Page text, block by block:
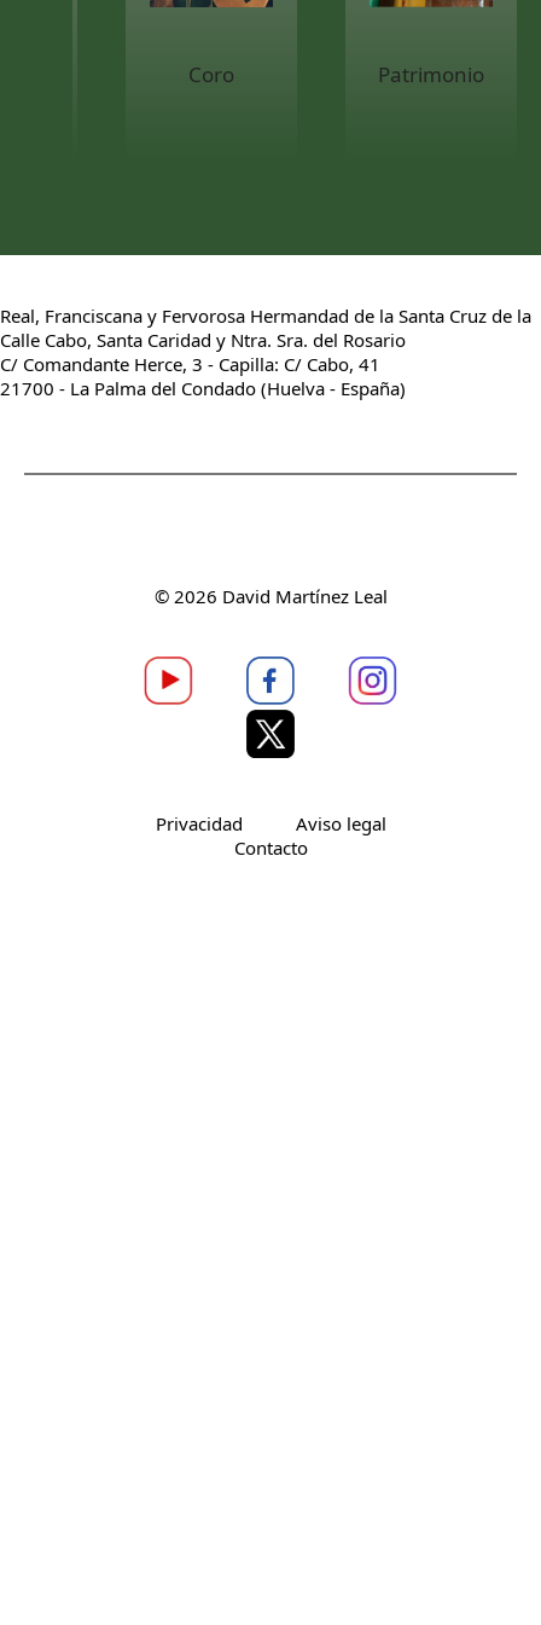
Coro Patrimonio
Real, Franciscana y Fervorosa Hermandad de la Santa Cruz de la
Calle Cabo, Santa Caridad y Ntra. Sra. del Rosario
C/ Comandante Herce, 3 - Capilla: C/ Cabo, 41
21700 - La Palma del Condado (Huelva - España)
© 2026 David Martínez Leal
Privacidad
Aviso legal
Contacto